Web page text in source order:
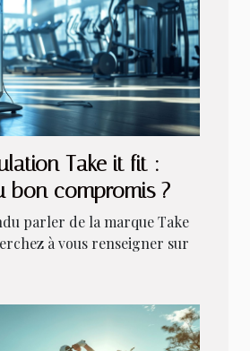
Take it fit :
bon compromis ?
parler de la marque Take
à vous renseigner sur